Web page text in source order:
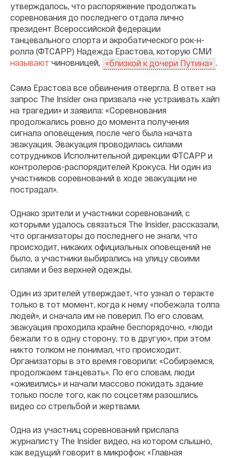
утверждалось, что распоряжение продолжать
соревнования до последнего отдала лично
президент Всероссийской федерации
танцевального спорта и акробатического рок-н-
ролла (ФТСАРР) Надежда Ерастова, которую СМИ
называют чиновницей, «близкой к дочери Путина» .
Сама Ерастова все обвинения отвергла. В ответ на
запрос The Insider она призвала «не устраивать хайп
на трагедии» и заявила: «Соревнования
продолжались ровно до момента получения
сигнала оповещения, после чего была начата
эвакуация. Эвакуация проводилась силами
сотрудников Исполнительной дирекции ФТСАРР и
контролеров-распорядителей Крокуса. Ни один из
участников соревнований в ходе эвакуации не
пострадал».
Однако зрители и участники соревнований, с
которыми удалось связаться The Insider, рассказали,
что организаторы до последнего не знали, что
происходит, никаких официальных оповещений не
было, а участники выбирались на улицу своими
силами и без верхней одежды.
Один из зрителей утверждает, что узнал о теракте
только в тот момент, когда к нему «побежала толпа
людей», и сначала им не поверил. По его словам,
эвакуация проходила крайне беспорядочно, «люди
бежали то в одну сторону, то в другую», при этом
никто толком не понимал, что происходит.
Организаторы в это время говорили: «Собираемся,
продолжаем танцевать». По его словам, люди
«оживились» и начали массово покидать здание
только после того, как по соцсетям разошлись
видео со стрельбой и жертвами.
Одна из участниц соревнований прислала
журналисту The Insider видео, на котором слышно,
как ведущий говорит в микрофон: «Главная